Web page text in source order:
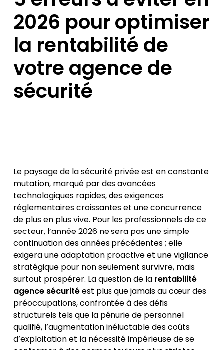
2026 pour optimiser
la rentabilité de
votre agence de
sécurité
Le paysage de la sécurité privée est en constante
mutation, marqué par des avancées
technologiques rapides, des exigences
réglementaires croissantes et une concurrence
de plus en plus vive. Pour les professionnels de ce
secteur, l’année 2026 ne sera pas une simple
continuation des années précédentes ; elle
exigera une adaptation proactive et une vigilance
stratégique pour non seulement survivre, mais
surtout prospérer. La question de la rentabilité
agence sécuritéest plus que jamais au cœur des
préoccupations, confrontée à des défis
structurels tels que la pénurie de personnel
qualifié, l’augmentation inéluctable des coûts
d’exploitation et la nécessité impérieuse de se